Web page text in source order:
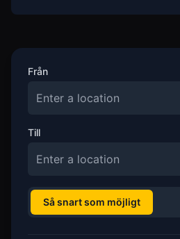
Från
Till
Så snart som möjligt